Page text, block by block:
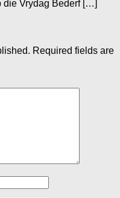
Vrydag Bederf […]
Required fields are